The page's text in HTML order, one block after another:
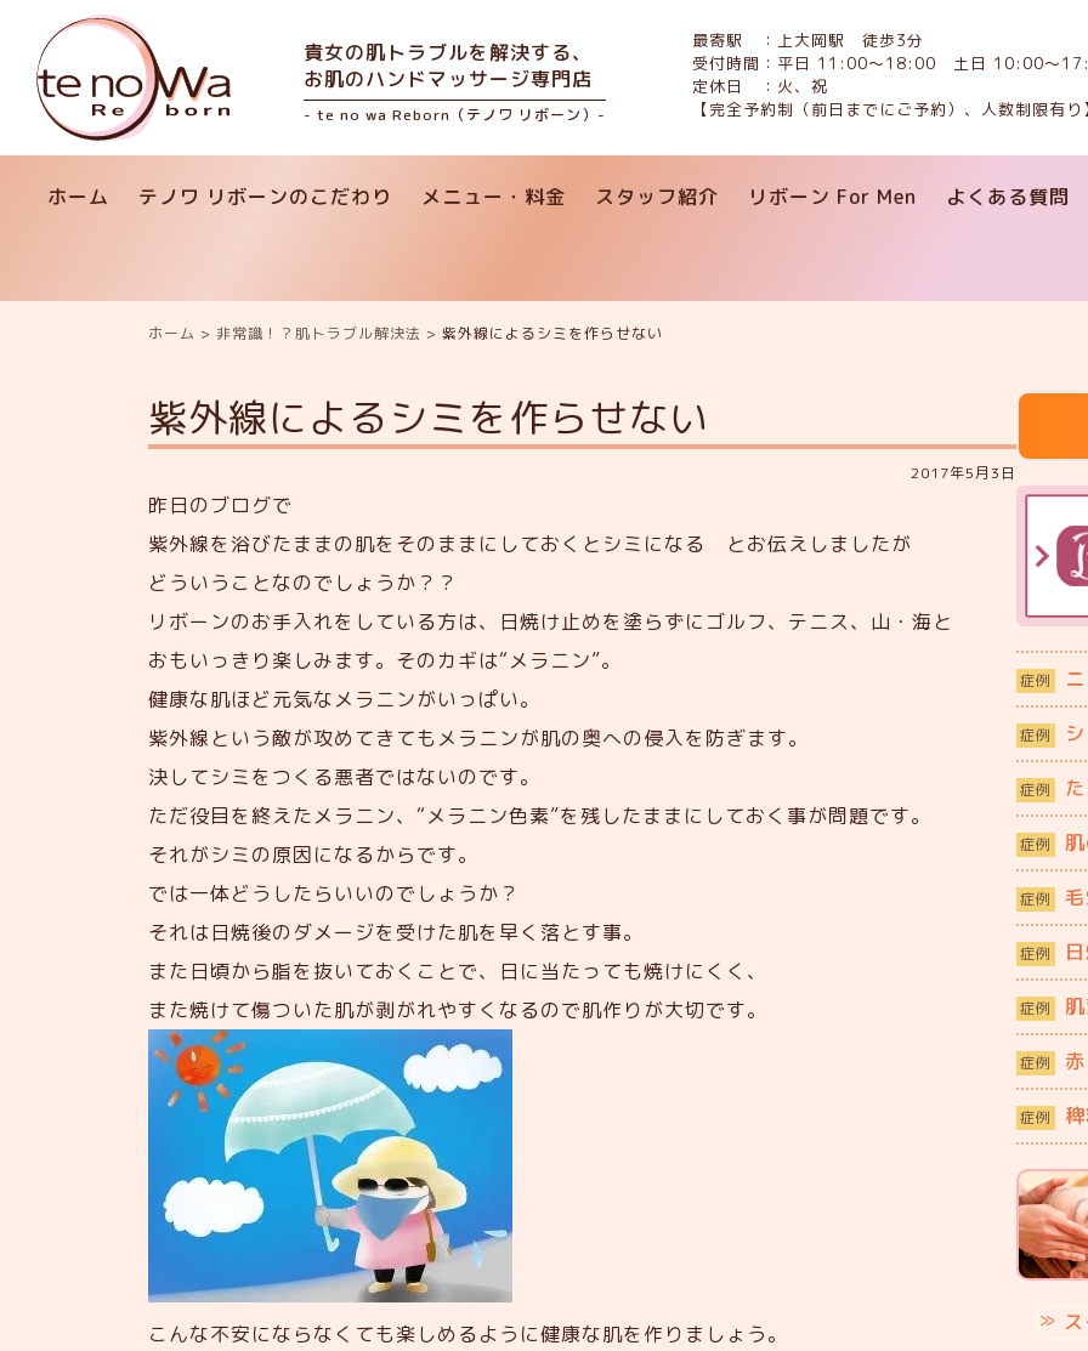
貴女の肌トラブルを解決する、
お肌のハンドマッサージ専門店
- te no wa Reborn（テノワ リボーン）-
最寄駅 ：上大岡駅 徒歩3分
受付時間：平日 11:00〜18:00 土日 10:00〜
定休日 ：火、祝
【完全予約制（前日までにご予約）、人数制限有り
ホーム テノワ リボーンのこだわり メニュー・料金 スタッフ紹介 リボーン For Men よくある質問
ホーム > 非常識！？肌トラブル解決法 > 紫外線によるシミを作らせない
紫外線によるシミを作らせない
2017年5月3日
昨日のブログで
紫外線を浴びたままの肌をそのままにしておくとシミになる とお伝えしましたが
どういうことなのでしょうか？？
リボーンのお手入れをしている方は、日焼け止めを塗らずにゴルフ、テニス、山・海と
おもいっきり楽しみます。そのカギは“メラニン”。
健康な肌ほど元気なメラニンがいっぱい。
紫外線という敵が攻めてきてもメラニンが肌の奥への侵入を防ぎます。
決してシミをつくる悪者ではないのです。
ただ役目を終えたメラニン、“メラニン色素”を残したままにしておく事が問題です。
それがシミの原因になるからです。
では一体どうしたらいいのでしょうか？
それは日焼後のダメージを受けた肌を早く落とす事。
また日頃から脂を抜いておくことで、日に当たっても焼けにくく、
また焼けて傷ついた肌が剥がれやすくなるので肌作りが大切です。
こんな不安にならなくても楽しめるように健康な肌を作りましょう。
症例
症例
症例
症例
症例
症例
症例
症例
症例